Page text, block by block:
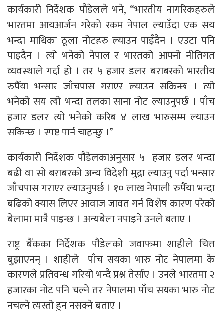
कार्यकारी निर्देशक पौडेलले भने, “भारतीय नागरिकहरुले
भारतमा आयआर्जन गरेको रकम नेपाल ल्याउँदा एक सय
भन्दा माथिका ठूला नोटहरु ल्याउन पाइँदैन । एउटा पनि
पाइदैन । त्यो भनेको नेपाल र भारतको आफ्नो नीतिगत
व्यवस्थाले गर्दा हो । तर ५ हजार डलर बराबरको भारतीय
रुपैँया भन्सार जाँचपास गराएर ल्याउन सकिन्छ । त्यो
भनेको सय त्यो भन्दा तलका साना नोट ल्याउनुपर्छ । पाँच
हजार डलर त्यो भनेको करिब ४ लाख भारुसम्म ल्याउन
सकिन्छ । स्पष्ट पार्न चाहन्छु ।”
कार्यकारी निर्देशक पौडेलकाअनुसार ५ हजार डलर भन्दा
बढी वा सो बराबरको अन्य विदेशी मुद्रा ल्याउनु पर्दा भन्सार
जाँचपास गराएर ल्याउनुपर्छ । १० लाख नेपाली रुपैँया भन्दा
बढिको क्यास लिएर आवाज जावत गर्न विशेष कारण परेको
बेलामा मात्रै पाइन्छ । अन्यबेला नपाइने उनले बताए ।
राष्ट्र बैंकका निर्देशक पौडेलको जवाफमा शाहीले चित्त
बुझाएनन् । शाहीले पाँच सयका भारु नोट नेपालमा के
कारणले प्रतिवन्ध गरियो भन्दै प्रश्न तेर्साए । उनले भारतमा २
हजारका नोट पनि चल्ने तर नेपालमा पाँच सयका भारु नोट
नचल्ने त्यस्तो हुन नसक्ने बताए ।